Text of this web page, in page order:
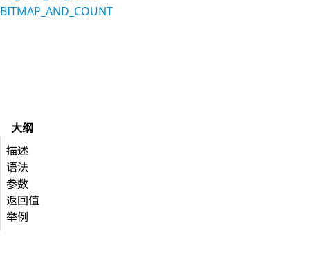
BITMAP_AND_COUNT
大纲
描述
语法
参数
返回值
举例